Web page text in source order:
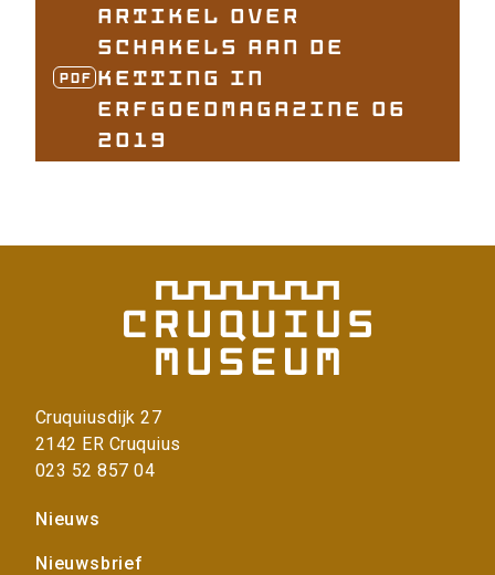
PDF
Artikel over
Schakels aan de
Ketting in
Erfgoedmagazine 06
2019
Cruquiusdijk 27
2142 ER Cruquius
023 52 857 04
Voet
Nieuws
Nieuwsbrief